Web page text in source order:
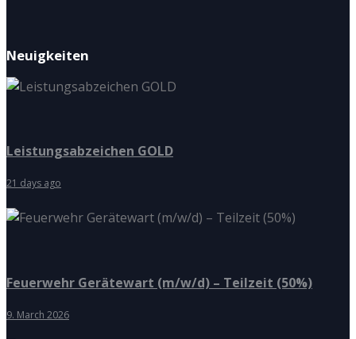
Neuigkeiten
Leistungsabzeichen GOLD
21 days ago
Feuerwehr Gerätewart (m/w/d) – Teilzeit (50%)
9. March 2026